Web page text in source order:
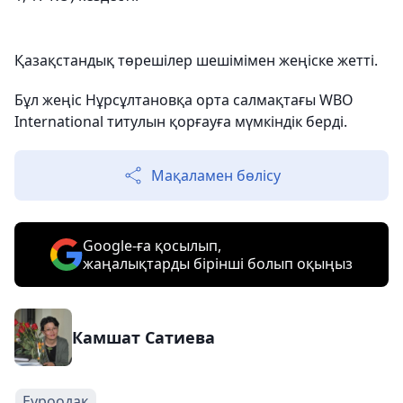
Қазақстандық төрешілер шешімімен жеңіске жетті.
Бұл жеңіс Нұрсұлтановқа орта салмақтағы WBO
International титулын қорғауға мүмкіндік берді.
Мақаламен бөлісу
Google-ға қосылып,
жаңалықтарды бірінші болып оқыңыз
Камшат Сатиева